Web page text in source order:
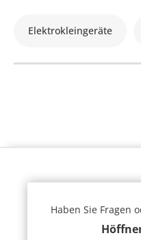
Elektrokleingeräte
Haben Sie Fragen